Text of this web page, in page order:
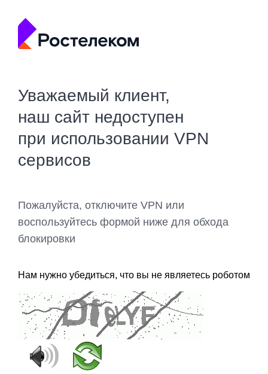
Уважаемый клиент,
наш сайт недоступен
при использовании VPN
сервисов
Пожалуйста, отключите VPN или
воспользуйтесь формой ниже для обхода
блокировки
Нам нужно убедиться, что вы не являетесь роботом